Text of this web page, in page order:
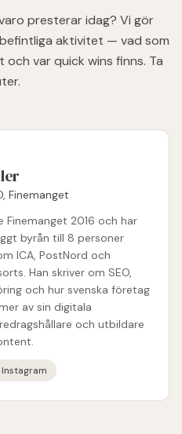
presterar idag? Vi gör
aktivitet — vad som
var quick wins finns. Ta
Finemanget
Finemanget 2016 och har
byrån till 8 personer
ICA, PostNord och
Han skriver om SEO,
och hur svenska företag
av sin digitala
och utbildare
Instagram